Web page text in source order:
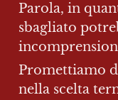
Parola, in
sbagliato
Promettiamo
nella scelta